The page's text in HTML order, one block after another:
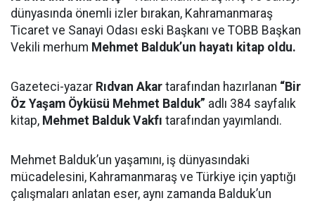
dünyasında önemli izler bırakan, Kahramanmaraş
Ticaret ve Sanayi Odası eski Başkanı ve TOBB Başkan
Vekili merhum Mehmet Balduk’un hayatı kitap oldu.
Gazeteci-yazar Rıdvan Akar tarafından hazırlanan “Bir
Öz Yaşam Öyküsü Mehmet Balduk” adlı 384 sayfalık
kitap, Mehmet Balduk Vakfı tarafından yayımlandı.
Mehmet Balduk’un yaşamını, iş dünyasındaki
mücadelesini, Kahramanmaraş ve Türkiye için yaptığı
çalışmaları anlatan eser, aynı zamanda Balduk’un